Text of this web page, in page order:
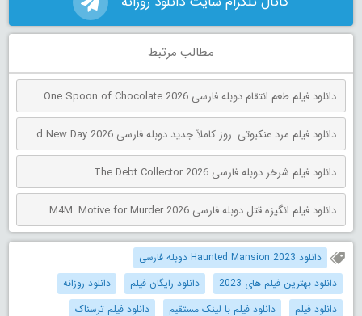
مطالب مرتبط
دانلود فیلم طعم انتقام دوبله فارسی One Spoon of Chocolate 2026
دانلود فیلم مرد عنکبوتی: روز کاملاً جدید دوبله فارسی Spider-Man: Brand New Day 2026
دانلود فیلم شرخر دوبله فارسی The Debt Collector 2026
دانلود فیلم انگیزه قتل دوبله فارسی M4M: Motive for Murder 2026
دانلود Haunted Mansion 2023 دوبله فارسی
دانلود بهترین فیلم های 2023
دانلود رایگان فیلم
دانلود روزانه
دانلود فیلم
دانلود فیلم با لینک مستقیم
دانلود فیلم ترسناک